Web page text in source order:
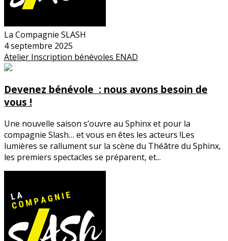
La Compagnie SLASH
4 septembre 2025
Atelier Inscription bénévoles ENAD
Devenez bénévole : nous avons besoin de
vous !
Une nouvelle saison s’ouvre au Sphinx et pour la
compagnie Slash… et vous en êtes les acteurs !Les
lumières se rallument sur la scène du Théâtre du Sphinx,
les premiers spectacles se préparent, et...